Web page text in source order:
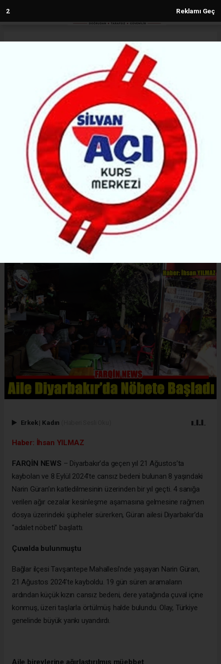
1 Reklamı Geç
Narin Gören için Adalet Nöbeti: Aile
Diyarbakır’da Nöbete Başladı
DIYARBAKIR
(MG) - FARQİN NEWS | 22.08.2025 - 12:18, Güncelleme: 22.08.2025 - 12:18
7119+ kez okundu.
“Narin Güran’ın katledilişinin üzerinden 1 yıl geçti;
aile, eksik soruşturma ve adalet arayışı için
Diyarbakır’da nöbete başladı.”
ABONE OL
Erkek | Kadın
Haber: İhsan YILMAZ
FARQİN NEWS – Diyarbakır’da geçen yıl 21 Ağustos’ta
kaybolan ve 8 Eylül 2024’te cansız bedeni bulunan 8 yaşındaki
Narin Güran’ın katledilmesinin üzerinden bir yıl geçti. 4 sanığa
verilen ağır cezalar kesinleşme aşamasına gelmesine rağmen
dosya üzerindeki şüpheler sürerken, Güran ailesi Diyarbakır’da
“adalet nöbeti” başlattı.
Çuvalda bulunmuştu
Bağlar ilçesi Tavşantepe Mahallesi’nde yaşayan Narin Güran,
21 Ağustos 2024’te kayboldu. 19 gün süren aramaların
ardından küçük kızın cansız bedeni, dere yatağında çuval içine
konmuş, üzeri taşlarla örtülmüş halde bulundu. Olay, Türkiye
genelinde büyük yankı uyandırdı.
Aile bireylerine ağırlaştırılmış müebbet